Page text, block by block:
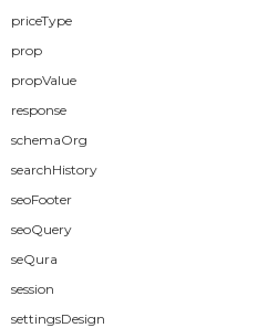
priceType
prop
propValue
response
schemaOrg
searchHistory
seoFooter
seoQuery
seQura
session
settingsDesign